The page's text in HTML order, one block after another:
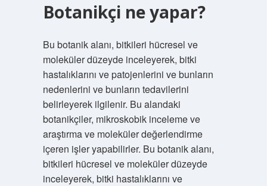
Botanikçi ne yapar?
Bu botanik alanı, bitkileri hücresel ve
moleküler düzeyde inceleyerek, bitki
hastalıklarını ve patojenlerini ve bunların
nedenlerini ve bunların tedavilerini
belirleyerek ilgilenir. Bu alandaki
botanikçiler, mikroskobik inceleme ve
araştırma ve moleküler değerlendirme
içeren işler yapabilirler. Bu botanik alanı,
bitkileri hücresel ve moleküler düzeyde
inceleyerek, bitki hastalıklarını ve